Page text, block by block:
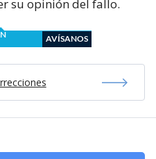
su opinión del fallo.
AVÍSANOS